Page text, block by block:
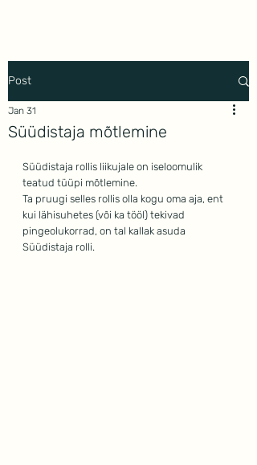
Post
Süüdistaja mõtlemine
Jan 31
Süüdistaja rollis liikujale on iseloomulik
teatud tüüpi mõtlemine.
Ta pruugi selles rollis olla kogu oma aja, ent
kui lähisuhetes (või ka tööl) tekivad
pingeolukorrad, on tal kallak asuda
Süüdistaja rolli.